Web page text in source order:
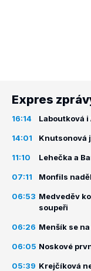
Expres
16:14 Laboutková
14:01 Knutsonová
11:10 Lehečka a
07:11 Monfils
06:53 Medveděv
soupeři
06:26 Menšík se
06:05 Noskové
05:39 Krejčíková